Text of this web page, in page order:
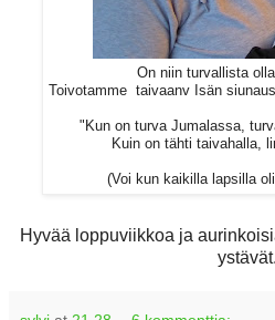
On niin turvallista
Toivotamme taivaanv Isän
"Kun on turva Jumalassa,
Kuin on tähti taivahalla,
(Voi kun kaikilla lapsilla
Hyvää loppuviikkoa ja
ystävät.